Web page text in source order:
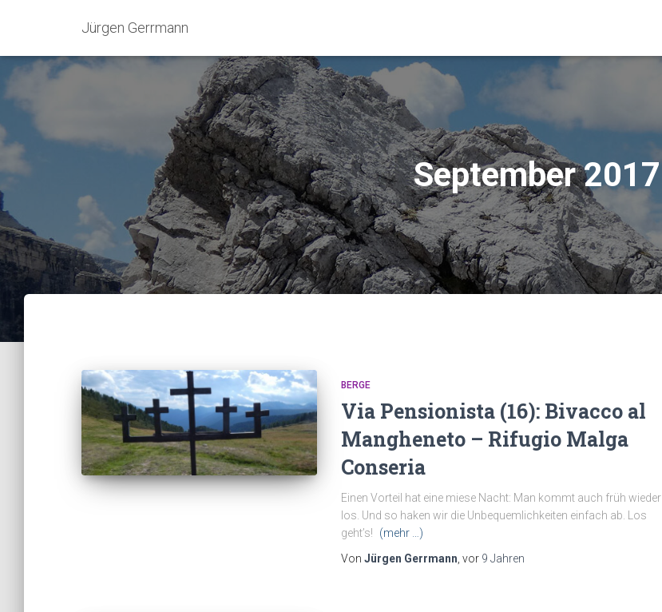
Jürgen Gerrmann
September 2017
BERGE
Via Pensionista (16): Bivacco al
Mangheneto – Rifugio Malga
Conseria
Einen Vorteil hat eine miese Nacht: Man kommt auch früh wieder
los. Und so haken wir die Unbequemlichkeiten einfach ab. Los
geht’s!
(mehr …)
Von Jürgen Gerrmann , vor 9 Jahren